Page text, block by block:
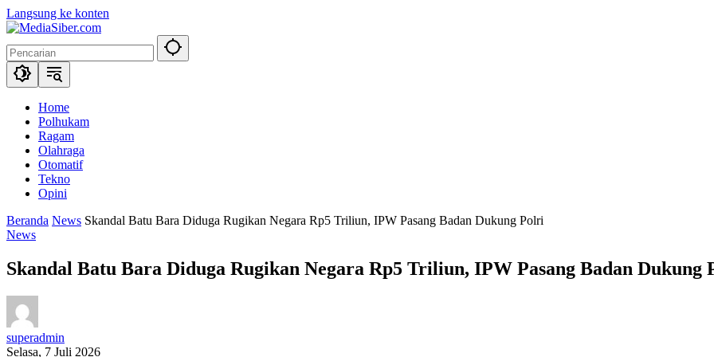
Langsung ke konten
Home
Polhukam
Ragam
Olahraga
Otomatif
Tekno
Opini
Beranda News Skandal Batu Bara Diduga Rugikan Negara Rp5 Triliun, IPW Pasang Badan Dukung Polri
News
Skandal Batu Bara Diduga Rugikan Negara Rp5 Triliun, IPW Pasang Badan Dukung
superadmin
Selasa, 7 Juli 2026